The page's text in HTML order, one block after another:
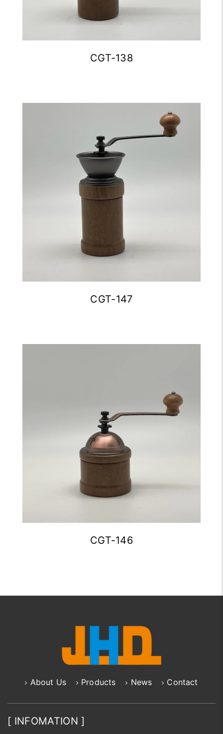
CGT-138
CGT-147
CGT-146
About Us Products News Contact
[ INFOMATION ]